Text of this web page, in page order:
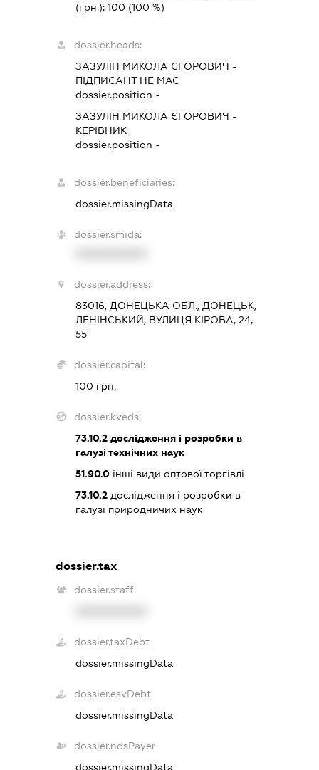
(грн.):100 (100 %)
dossier.heads:
ЗАЗУЛІН МИКОЛА ЄГОРОВИЧ -
ПІДПИСАНТНЕ МАЄ
dossier.position -
ЗАЗУЛІН МИКОЛА ЄГОРОВИЧ -
КЕРІВНИК
dossier.position -
dossier.beneficiaries:
dossier.missingData
dossier.smida:
dossier.address:
83016, ДОНЕЦЬКА ОБЛ., ДОНЕЦЬК,
ЛЕНІНСЬКИЙ, ВУЛИЦЯ КІРОВА, 24,
55
dossier.capital:
100 грн.
dossier.kveds:
73.10.2 дослідження і розробки в
галузі технічних наук
51.90.0 інші види оптової торгівлі
73.10.2 дослідження і розробки в
галузі природничих наук
dossier.tax
dossier.staff
dossier.taxDebt
dossier.missingData
dossier.esvDebt
dossier.missingData
dossier.ndsPayer
dossier.missingData